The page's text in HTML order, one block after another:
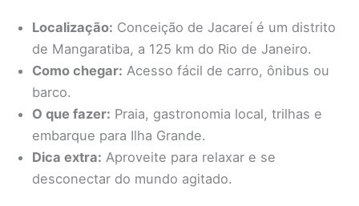
Localização: Conceição de Jacareí é um distrito
de Mangaratiba, a 125 km do Rio de Janeiro.
Como chegar: Acesso fácil de carro, ônibus ou
barco.
O que fazer: Praia, gastronomia local, trilhas e
embarque para Ilha Grande.
Dica extra: Aproveite para relaxar e se
desconectar do mundo agitado.